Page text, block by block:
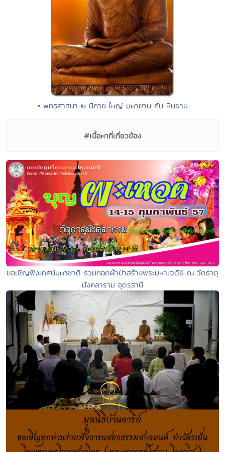
• พุทธศาสนา ๒ นิกาย ใหญ่ มหายาน กับ หีนยาน
#เนื้อหาที่เกี่ยวข้อง
ขอเชิญฟังเทศน์มหาชาติ ร่วมทอดผ้าป่าสร้างพระมหาเจดีย์ ณ วัดธาตุ
มังคลาราม อุดรธานี